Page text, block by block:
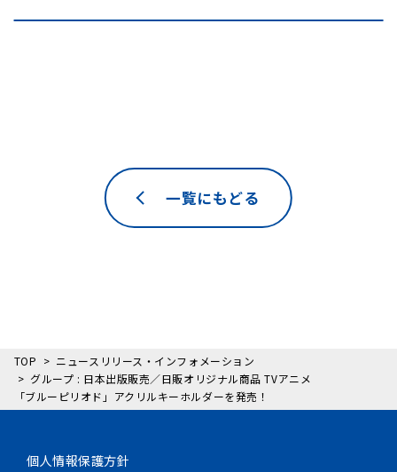
一覧にもどる
TOP
ニュースリリース・インフォメーション
グループ : 日本出版販売／日販オリジナル商品 TVアニメ
「ブルーピリオド」アクリルキーホルダーを発売！
個人情報保護方針